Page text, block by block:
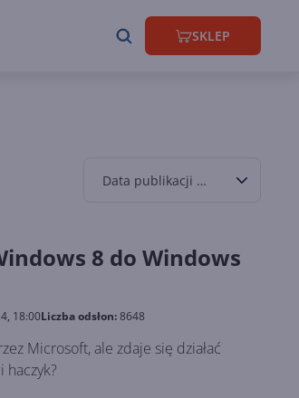
SKLEP
Data publikacji malejąco
8 do Windows
18:00Liczba odsłon:8648
Microsoft, ale zdaje się działać